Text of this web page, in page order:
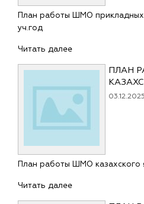
План работы ШМО
уч.год
Читать далее
ПЛАН
03.12.2025
План работы ШМО казахского
Читать далее